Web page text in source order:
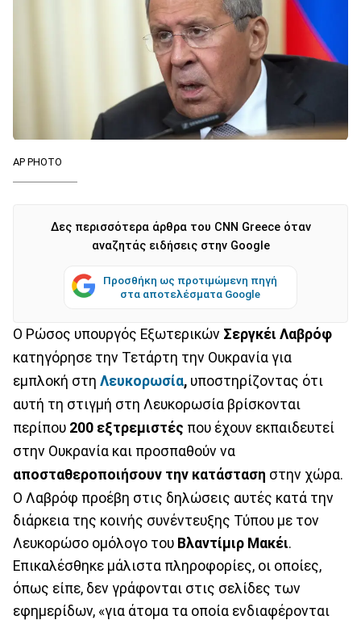
AP PHOTO
Δες περισσότερα άρθρα του CNN Greece όταν
αναζητάς ειδήσεις στην Google
Προσθήκη ως προτιμώμενη πηγή
στα αποτελέσματα Google
Ο Ρώσος υπουργός Εξωτερικών Σεργκέι Λαβρόφ
κατηγόρησε την Τετάρτη την Ουκρανία για
εμπλοκή στη Λευκορωσία, υποστηρίζοντας ότι
αυτή τη στιγμή στη Λευκορωσία βρίσκονται
περίπου 200 εξτρεμιστές που έχουν εκπαιδευτεί
στην Ουκρανία και προσπαθούν να
αποσταθεροποιήσουν την κατάσταση στην χώρα.
Ο Λαβρόφ προέβη στις δηλώσεις αυτές κατά την
διάρκεια της κοινής συνέντευξης Τύπου με τον
Λευκορώσο ομόλογο του Βλαντίμιρ Μακέι.
Επικαλέσθηκε μάλιστα πληροφορίες, οι οποίες,
όπως είπε, δεν γράφονται στις σελίδες των
εφημερίδων, «για άτομα τα οποία ενδιαφέρονται